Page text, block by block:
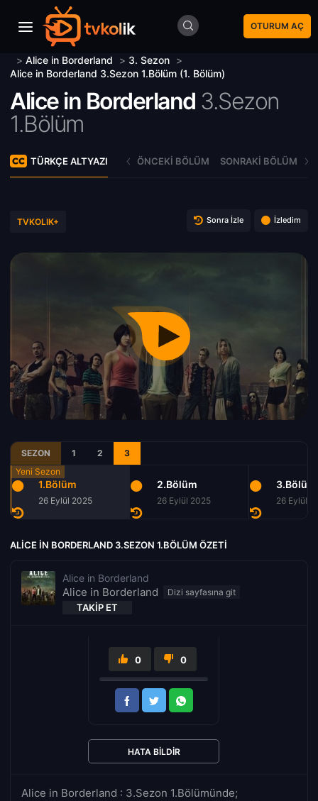
OTURUM AÇ
> Alice in Borderland > 3. Sezon >
Alice in Borderland 3.Sezon 1.Bölüm (1. Bölüm)
Alice in Borderland 3.Sezon
1.Bölüm
TÜRKÇE ALTYAZI ÖNCEKI BÖLÜM SONRAKI BÖLÜM
TVKOLIK+ Sonra İzle İzledim
SEZON 1 2 3
1.Bölüm
26 Eylül 2025
2.Bölüm
26 Eylül 2025
3.Bölüm
26 Eylül
ALICE IN BORDERLAND 3.SEZON 1.BÖLÜM ÖZETI
Alice in Borderland
Alice in Borderland
TAKIP ET
Alice in Borderland : 3.Sezon 1.Bölümünde;
0 0
HATA BILDIR